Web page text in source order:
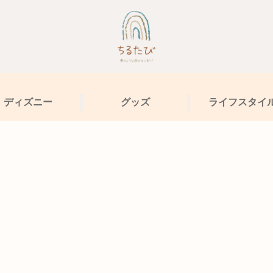
ディズニー グッズ ライフスタイ